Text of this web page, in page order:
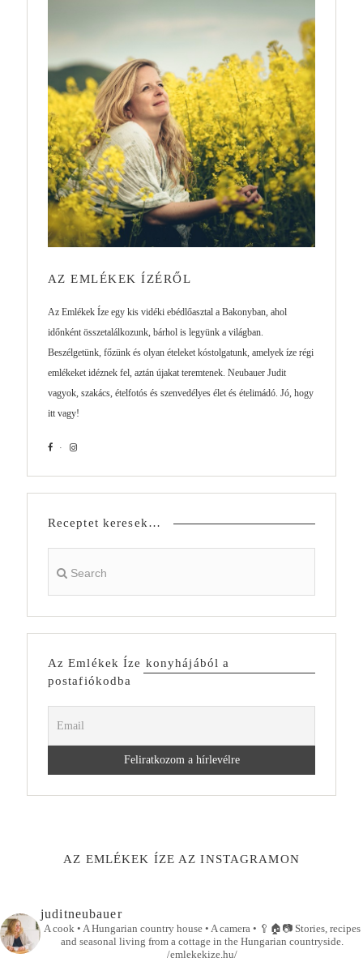
AZ EMLÉKEK ÍZÉRŐL
Az Emlékek Íze egy kis vidéki ebédlőasztal a Bakonyban, ahol
időnként összetalálkozunk, bárhol is legyünk a világban.
Beszélgetünk, főzünk és olyan ételeket kóstolgatunk, amelyek íze régi
emlékeket idéznek fel, aztán újakat teremtenek. Neubauer Judit
vagyok, szakács, ételfotós és szenvedélyes élet és ételimádó. Jó, hogy
itt vagy!
Receptet keresek…
Az Emlékek Íze konyhájából a
postafiókodba
AZ EMLÉKEK ÍZE AZ INSTAGRAMON
juditneubauer
A cook • A Hungarian country house • A camera • 🥄🏠📷Stories, recipes
and seasonal living from a cottage in the Hungarian countryside.
/emlekekize.hu/